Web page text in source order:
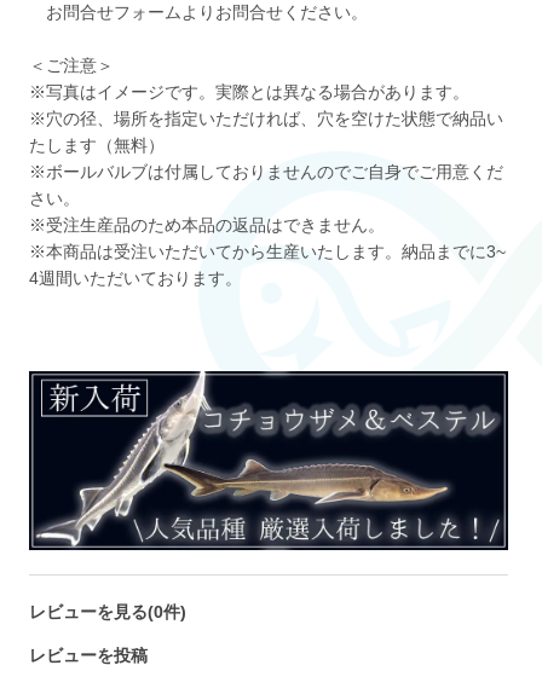
お問合せフォームよりお問合せください。
＜ご注意＞
※写真はイメージです。実際とは異なる場合があります。
※穴の径、場所を指定いただければ、穴を空けた状態で納品い
たします（無料）
※ボールバルブは付属しておりませんのでご自身でご用意くだ
さい。
※受注生産品のため本品の返品はできません。
※本商品は受注いただいてから生産いたします。納品までに3~
4週間いただいております。
レビューを見る(0件)
レビューを投稿